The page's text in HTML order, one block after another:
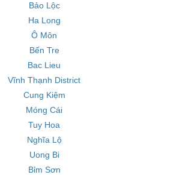
Bảo Lộc
Ha Long
Ô Môn
Bến Tre
Bac Lieu
Vĩnh Thạnh District
Cung Kiệm
Móng Cái
Tuy Hoa
Nghĩa Lộ
Uong Bi
Bỉm Sơn